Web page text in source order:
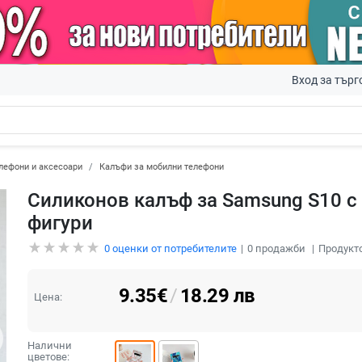
Вход за
и аксесоари Калъфи за мобилни телефони
Силиконов калъф за Samsung S10
фигури
0оценки от потребителите 0продажби
Цена: 9.35€/ 18.29 лв
Налични
цветове: